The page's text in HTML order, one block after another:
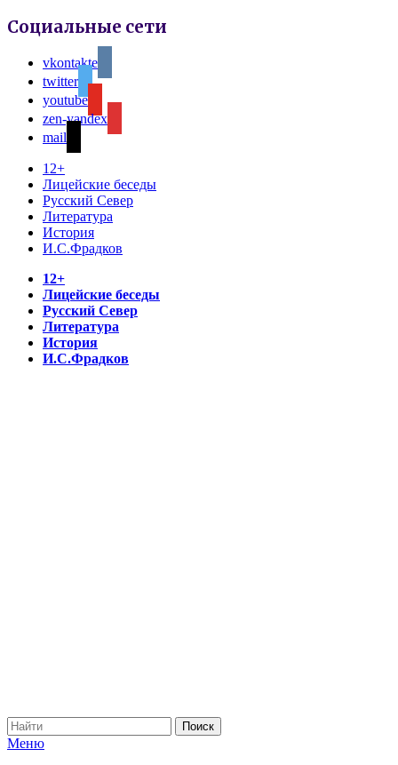
Социальные сети
vkontakte
twitter
youtube
zen-yandex
mail
12+
Лицейские беседы
Русский Север
Литература
История
И.С.Фрадков
12+
Лицейские беседы
Русский Север
Литература
История
И.С.Фрадков
Меню